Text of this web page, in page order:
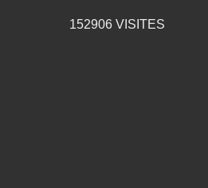
152906 VISITES